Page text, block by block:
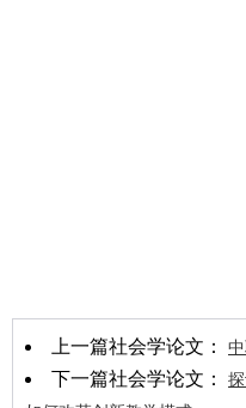
上一篇社会学论文：
下一篇社会学论文：